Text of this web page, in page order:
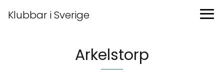
Klubbar i Sverige
Arkelstorp